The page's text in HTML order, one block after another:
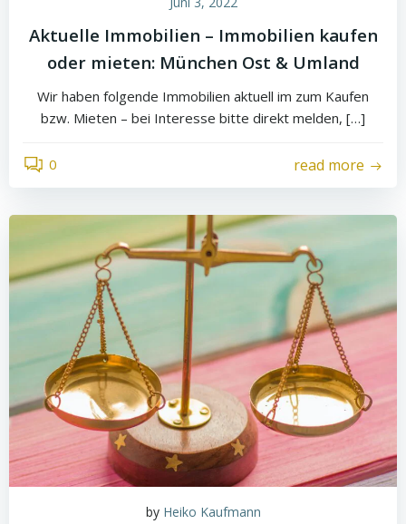
Aktuelle Immobilien – Immobilien kaufen
oder mieten: München Ost & Umland
Wir haben folgende Immobilien aktuell im zum Kaufen
bzw. Mieten – bei Interesse bitte direkt melden, […]
0 read more
by Heiko Kaufmann